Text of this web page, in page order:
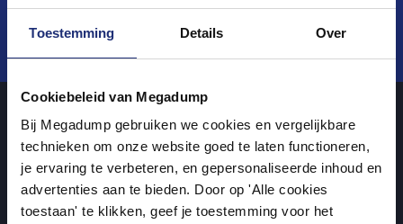
Toestemming Details Over
Cookiebeleid van Megadump
Bij Megadump gebruiken we cookies en vergelijkbare
technieken om onze website goed te laten functioneren,
je ervaring te verbeteren, en gepersonaliseerde inhoud en
advertenties aan te bieden. Door op 'Alle cookies
toestaan' te klikken, geef je toestemming voor het
Verstuur
Over ons
uw sanitairwinkel in Dalen waar u niet alleen in onze showroom